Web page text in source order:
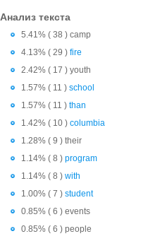
Анализ текста
5.41% ( 38 ) camp
4.13% ( 29 ) fire
2.42% ( 17 ) youth
1.57% ( 11 ) school
1.57% ( 11 ) than
1.42% ( 10 ) columbia
1.28% ( 9 ) their
1.14% ( 8 ) program
1.14% ( 8 ) with
1.00% ( 7 ) student
0.85% ( 6 ) events
0.85% ( 6 ) people